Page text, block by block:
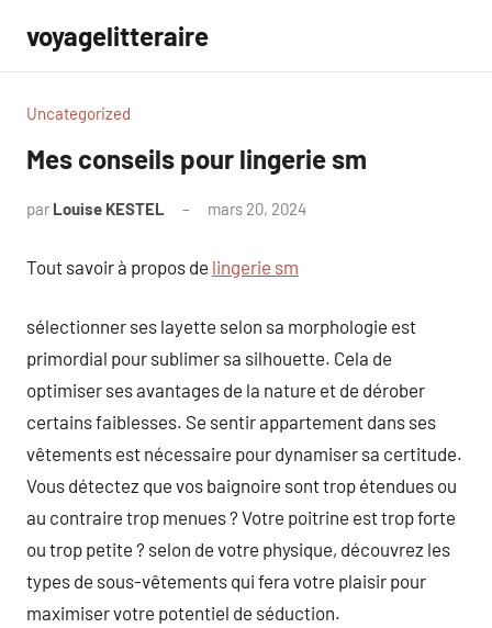
contenu
voyagelitteraire
Uncategorized
Mes conseils pour lingerie sm
par Louise KESTEL mars 20, 2024
Tout savoir à propos de lingerie sm
sélectionner ses layette selon sa morphologie est
primordial pour sublimer sa silhouette. Cela de
optimiser ses avantages de la nature et de dérober
certains faiblesses. Se sentir appartement dans ses
vêtements est nécessaire pour dynamiser sa certitude.
Vous détectez que vos baignoire sont trop étendues ou
au contraire trop menues ? Votre poitrine est trop forte
ou trop petite ? selon de votre physique, découvrez les
types de sous-vêtements qui fera votre plaisir pour
maximiser votre potentiel de séduction.